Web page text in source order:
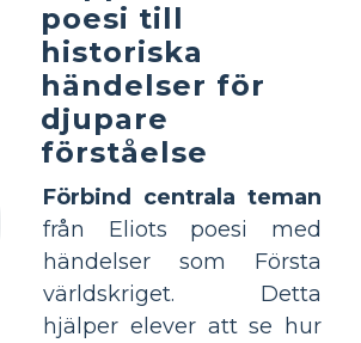
poesi till
historiska
händelser för
djupare
förståelse
Förbind centrala teman
från Eliots poesi med
händelser som Första
världskriget. Detta
hjälper elever att se hur